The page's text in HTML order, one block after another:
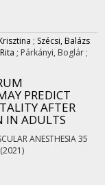
; Szécsi, Balázs
; Párkányi, Boglár ;
PREDICT
AFTER
IN ADULTS
ANESTHESIA35
(2021)